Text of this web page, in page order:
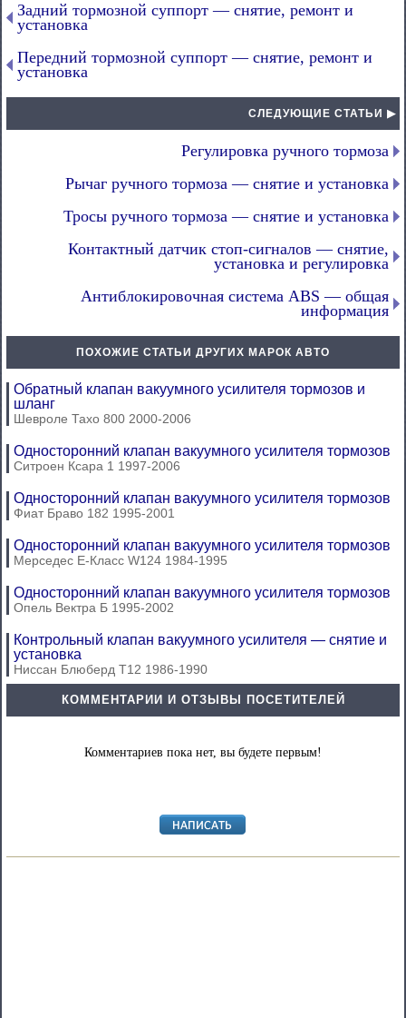
Задний тормозной суппорт — снятие, ремонт и
установка
Передний тормозной суппорт — снятие, ремонт и
установка
СЛЕДУЮЩИЕ СТАТЬИ ▶
Регулировка ручного тормоза
Рычаг ручного тормоза — снятие и установка
Тросы ручного тормоза — снятие и установка
Контактный датчик стоп-сигналов — снятие,
установка и регулировка
Антиблокировочная система ABS — общая
информация
ПОХОЖИЕ СТАТЬИ ДРУГИХ МАРОК АВТО
Обратный клапан вакуумного усилителя тормозов и
шланг
Шевроле Тахо 800 2000-2006
Односторонний клапан вакуумного усилителя тормозов
Ситроен Ксара 1 1997-2006
Односторонний клапан вакуумного усилителя тормозов
Фиат Браво 182 1995-2001
Односторонний клапан вакуумного усилителя тормозов
Мерседес E-Класс W124 1984-1995
Односторонний клапан вакуумного усилителя тормозов
Опель Вектра Б 1995-2002
Контрольный клапан вакуумного усилителя — снятие и
установка
Ниссан Блюберд Т12 1986-1990
КОММЕНТАРИИ И ОТЗЫВЫ ПОСЕТИТЕЛЕЙ
Комментариев пока нет, вы будете первым!